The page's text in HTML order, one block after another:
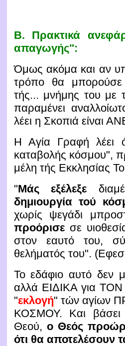
Β. Πρακτικά
απαγωγής":
Όμως ακόμα και αν
τρόπο θα μπορούσε
τής... μνήμης του με
παραμένει
λέει η Σκοπιά είναι
Η Αγία Γραφή λέει
καταβολής κόσμου",
μέλη τής Εκκλησίας
"Μάς εξέλεξε
δημιουργία τού
χωρίς ψεγάδι
προόρισεσε
στον εαυτό του,
θελήματός του".
Το εδάφιο αυτό δεν
αλλά ΕΙΔΙΚΑ για
"εκλογή" τών αγίων
ΚΟΣΜΟΥ. Και
Θεού, ο Θεός
ότι θα αποτελέσουν